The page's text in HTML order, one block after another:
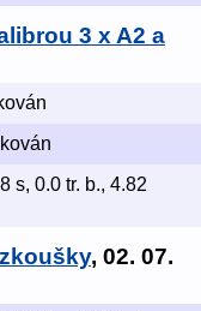
3 x A2 a
s, 0.0 tr. b., 4.82
, 02. 07.